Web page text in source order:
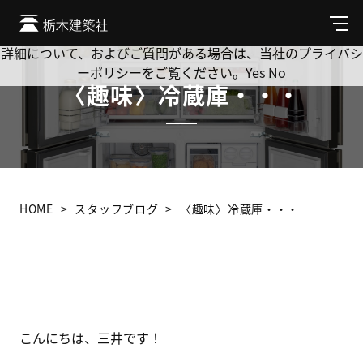
メ
ニ
ュ
〈趣味〉冷蔵庫・・・
HOME スタッフブログ 〈趣味〉冷蔵庫・・・
こんにちは、三井です！
Cookie を使用して、お客様の活動を追跡してもよろしいです
か? 当社ではお客様のプライバシーを極めて重視しています。
詳細について、およびご質問がある場合は、当社のプライバシ
ーポリシーをご覧ください。 Yes No